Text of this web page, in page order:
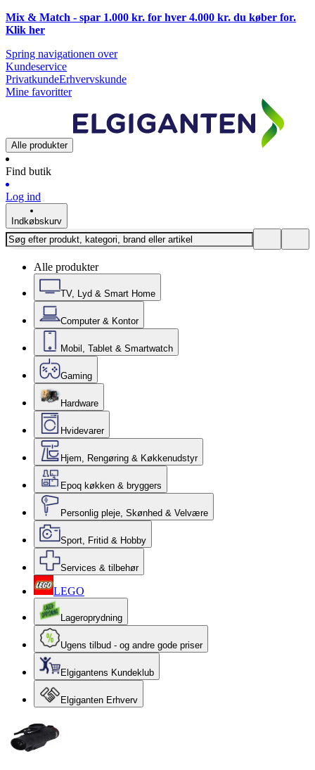
Mix & Match - spar 1.000 kr. for hver 4.000 kr. du køber for.
Klik her
Spring navigationen over
Kundeservice
PrivatkundeErhvervskunde
Mine favoritter
Alle produkter
Find butik
Log ind
Indkøbskurv
Alle produkter
TV, Lyd & Smart Home
Computer & Kontor
Mobil, Tablet & Smartwatch
Gaming
Hardware
Hvidevarer
Hjem, Rengøring & Køkkenudstyr
Epoq køkken & bryggers
Personlig pleje, Skønhed & Velvære
Sport, Fritid & Hobby
Services & tilbehør
LEGO
Lageroprydning
Ugens tilbud - og andre gode priser
Elgigantens Kundeklub
Elgiganten Erhverv